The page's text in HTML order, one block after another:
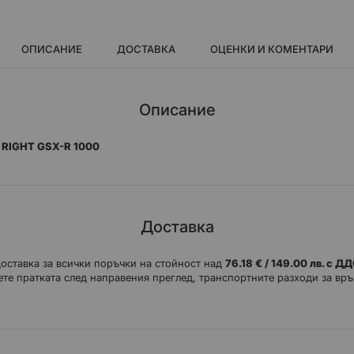
ОПИСАНИЕ ДОСТАВКА ОЦЕНКИ И КОМЕНТАРИ
Описание
GSX-R 1000
Доставка
за всички поръчки на стойност над 76.18 € / 149.00 лв. с
пратката след направения преглед, транспортните разходи за